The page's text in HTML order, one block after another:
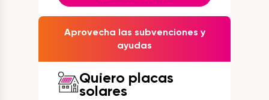
Aprovecha las subvenciones y
ayudas
Quiero placas
solares